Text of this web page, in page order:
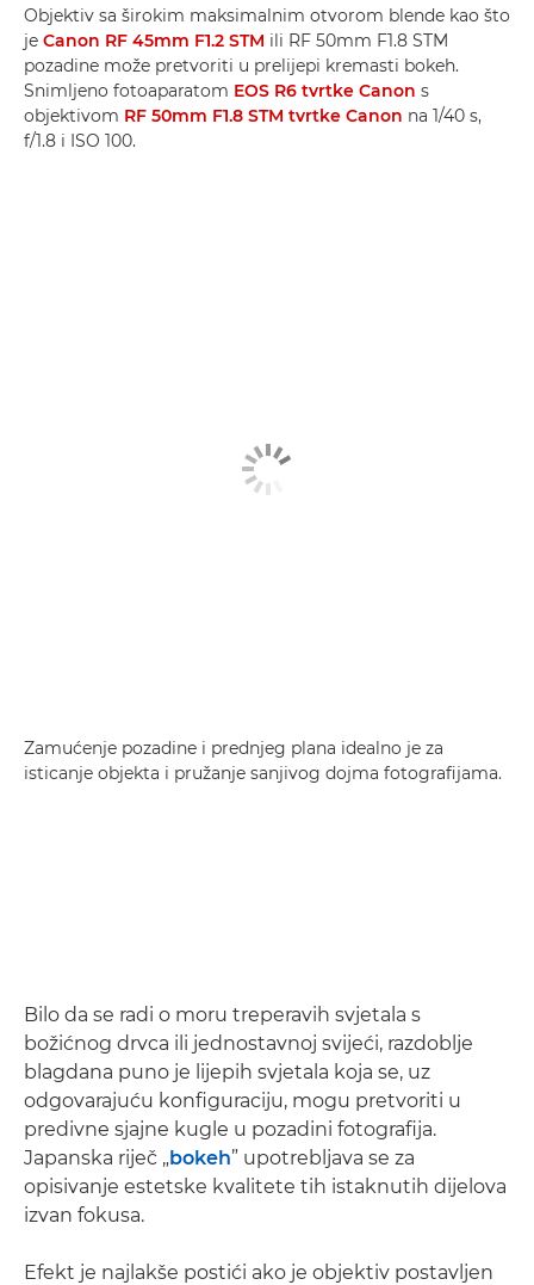
Objektiv sa širokim maksimalnim otvorom blende kao što
je Canon RF 45mm F1.2 STM ili RF 50mm F1.8 STM
pozadine može pretvoriti u prelijepi kremasti bokeh.
Snimljeno fotoaparatom EOS R6 tvrtke Canon s
objektivom RF 50mm F1.8 STM tvrtke Canon na 1/40 s,
f/1.8 i ISO 100.
Zamućenje pozadine i prednjeg plana idealno je za
isticanje objekta i pružanje sanjivog dojma fotografijama.
Bilo da se radi o moru treperavih svjetala s
božićnog drvca ili jednostavnoj svijeći, razdoblje
blagdana puno je lijepih svjetala koja se, uz
odgovarajuću konfiguraciju, mogu pretvoriti u
predivne sjajne kugle u pozadini fotografija.
Japanska riječ „bokeh” upotrebljava se za
opisivanje estetske kvalitete tih istaknutih dijelova
izvan fokusa.
Efekt je najlakše postići ako je objektiv postavljen